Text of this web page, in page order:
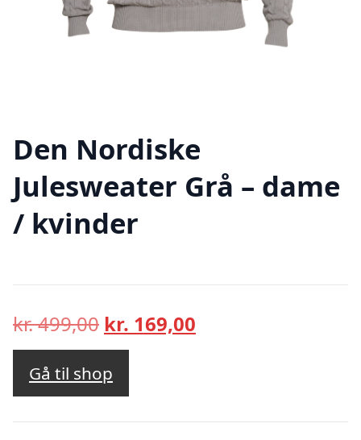
Den Nordiske
Julesweater Grå – dame
/ kvinder
kr.499,00 Den
oprindelige
pris
var:
kr. 499,00.
kr. 169,00
kr. 169,00.
Gå til shop